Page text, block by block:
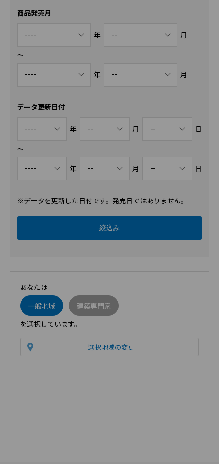
商品発売月
---- 年 -- 月
〜
----
年 -- 月
データ更新日付
---- 年 -- 月 -- 日
〜
----
年 -- 月 -- 日
※データを更新した日付です。発売日ではありません。
絞込み
あなたは
一般地域
建築専門家
を選択しています。
選択地域の変更